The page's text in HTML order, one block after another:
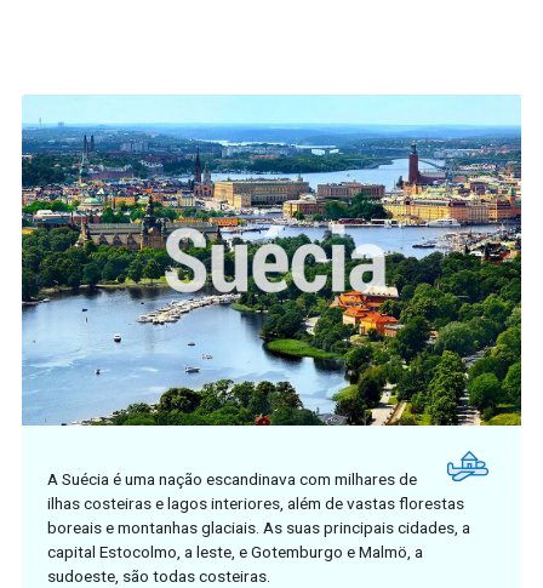
A Suécia é uma nação escandinava com milhares de
ilhas costeiras e lagos interiores, além de vastas florestas
boreais e montanhas glaciais. As suas principais cidades, a
capital Estocolmo, a leste, e Gotemburgo e Malmö, a
sudoeste, são todas costeiras.